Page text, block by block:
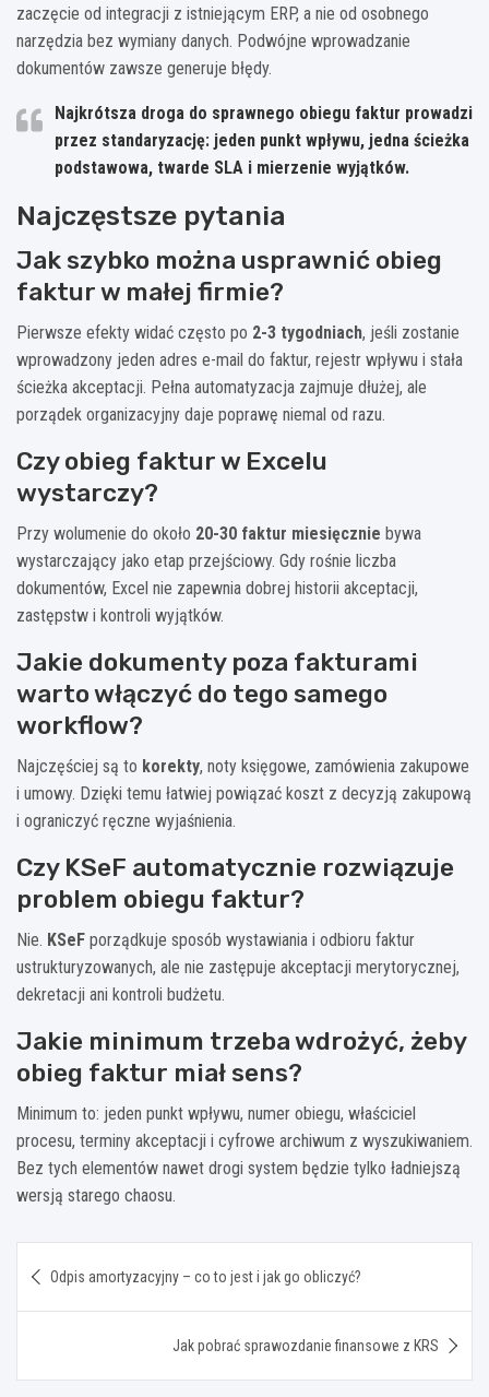
zaczęcie od integracji z istniejącym ERP, a nie od osobnego
narzędzia bez wymiany danych. Podwójne wprowadzanie
dokumentów zawsze generuje błędy.
Najkrótsza droga do sprawnego obiegu faktur prowadzi
przez standaryzację: jeden punkt wpływu, jedna ścieżka
podstawowa, twarde SLA i mierzenie wyjątków.
Najczęstsze pytania
Jak szybko można usprawnić obieg
faktur w małej firmie?
Pierwsze efekty widać często po 2-3 tygodniach, jeśli zostanie
wprowadzony jeden adres e-mail do faktur, rejestr wpływu i stała
ścieżka akceptacji. Pełna automatyzacja zajmuje dłużej, ale
porządek organizacyjny daje poprawę niemal od razu.
Czy obieg faktur w Excelu
wystarczy?
Przy wolumenie do około 20-30 faktur miesięcznie bywa
wystarczający jako etap przejściowy. Gdy rośnie liczba
dokumentów, Excel nie zapewnia dobrej historii akceptacji,
zastępstw i kontroli wyjątków.
Jakie dokumenty poza fakturami
warto włączyć do tego samego
workflow?
Najczęściej są to korekty, noty księgowe, zamówienia zakupowe
i umowy. Dzięki temu łatwiej powiązać koszt z decyzją zakupową
i ograniczyć ręczne wyjaśnienia.
Czy KSeF automatycznie rozwiązuje
problem obiegu faktur?
Nie. KSeF porządkuje sposób wystawiania i odbioru faktur
ustrukturyzowanych, ale nie zastępuje akceptacji merytorycznej,
dekretacji ani kontroli budżetu.
Jakie minimum trzeba wdrożyć, żeby
obieg faktur miał sens?
Minimum to: jeden punkt wpływu, numer obiegu, właściciel
procesu, terminy akceptacji i cyfrowe archiwum z wyszukiwaniem.
Bez tych elementów nawet drogi system będzie tylko ładniejszą
wersją starego chaosu.
wpisu
Odpis amortyzacyjny – co to jest i jak go obliczyć?
Jak pobrać sprawozdanie finansowe z KRS